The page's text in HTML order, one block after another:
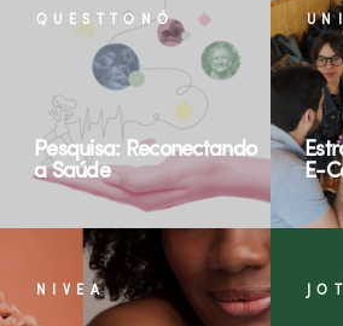
QUESTTONÓ
Pesquisa: Reconectando
a Saúde E-
NIVEA